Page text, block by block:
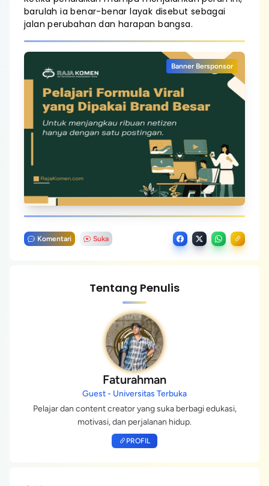
barulah ia benar-benar layak disebut sebagai
jalan perubahan dan harapan bangsa.
Banner Bersponsor
Komentari Suka
Tentang Penulis
Faturahman
Guest - Universitas Terbuka
Pelajar dan content creator yang suka berbagi edukasi,
motivasi, dan perjalanan hidup.
PROFIL